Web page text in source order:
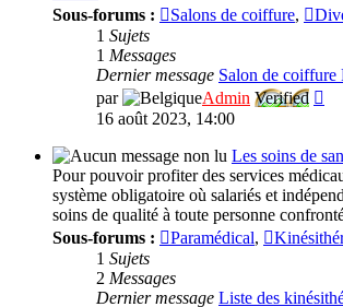
Sous-forums :
Salons de coiffure,
1 Sujets
1 Messages
Dernier message Salon de
par
Admin Verified
16 août 2023, 14:00
Les soins de
Pour pouvoir profiter des services
système obligatoire où salariés et
soins de qualité à toute personne
Sous-forums :
Paramédical,
1 Sujets
2 Messages
Dernier message Liste des